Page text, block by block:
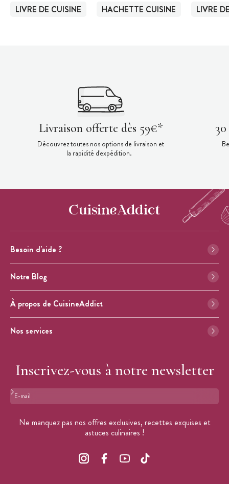
LIVRE DE CUISINE HACHETTE CUISINE LIVRE
Livraison offerte dès 59€*
Découvrez toutes nos options de livraison et
la rapidité d'expédition.
Besoin d'aide ?
Notre Blog
À propos de CuisineAddict
Nos services
Inscrivez-vous à notre newsletter
Format : adresse@email.com
Ne manquez pas nos offres exclusives, recettes exquises et
astuces culinaires !